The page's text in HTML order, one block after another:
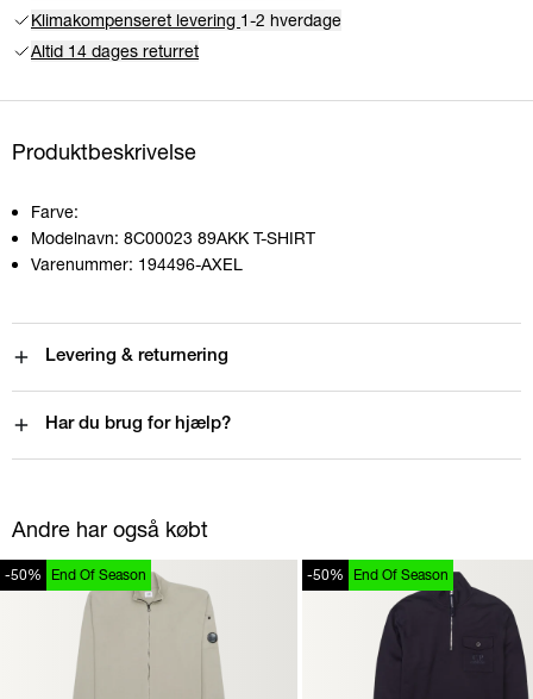
Klimakompenseret levering 1-2 hverdage
Altid 14 dages returret
Produktbeskrivelse
Farve:
Modelnavn: 8C00023 89AKK T-SHIRT
Varenummer: 194496-AXEL
Levering & returnering
Har du brug for hjælp?
Andre har også købt
-50% End Of Season -50% End Of Season